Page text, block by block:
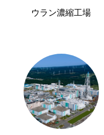
ウラン濃縮工場